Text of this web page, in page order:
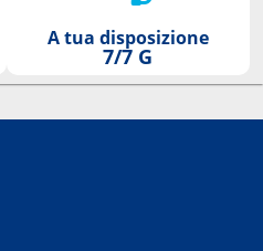
A tua disposizione
7/7 G